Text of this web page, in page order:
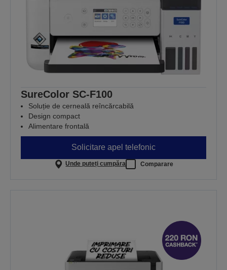
SureColor SC-F100
Soluție de cerneală reîncărcabilă
Design compact
Alimentare frontală
Solicitare apel telefonic
Unde puteți cumpăra Comparare